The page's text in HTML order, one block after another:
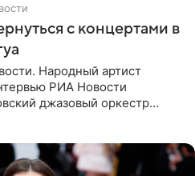
с концертами в
Народный артист
РИА Новости
джазовый оркестр